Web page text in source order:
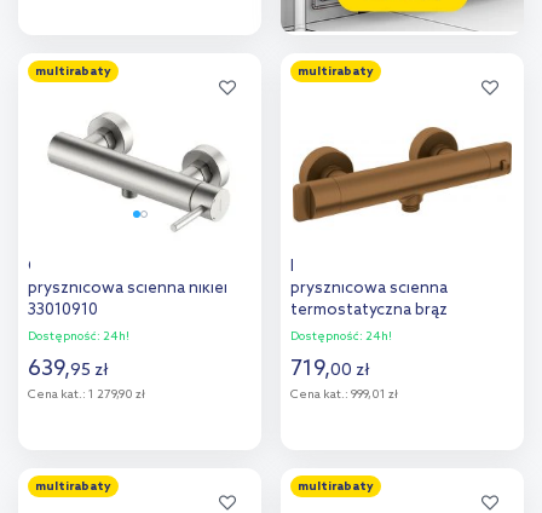
Dodaj do
porównania
multirabaty
Oltens Molle bateria
prysznicowa ścienna nikiel
33010910
Dostępność: 24h!
639,95 zł
Cena kat.: 1 279,90 zł
Dodaj do
multirabaty
Deante Therm bateria
prysznicowa ścienna
termostatyczna brąz
szczotkowany BCH_C4BT
Dostępność: 24h!
719,00 zł
Cena kat.: 999,01 zł
Dodaj do
multirabaty multirabaty